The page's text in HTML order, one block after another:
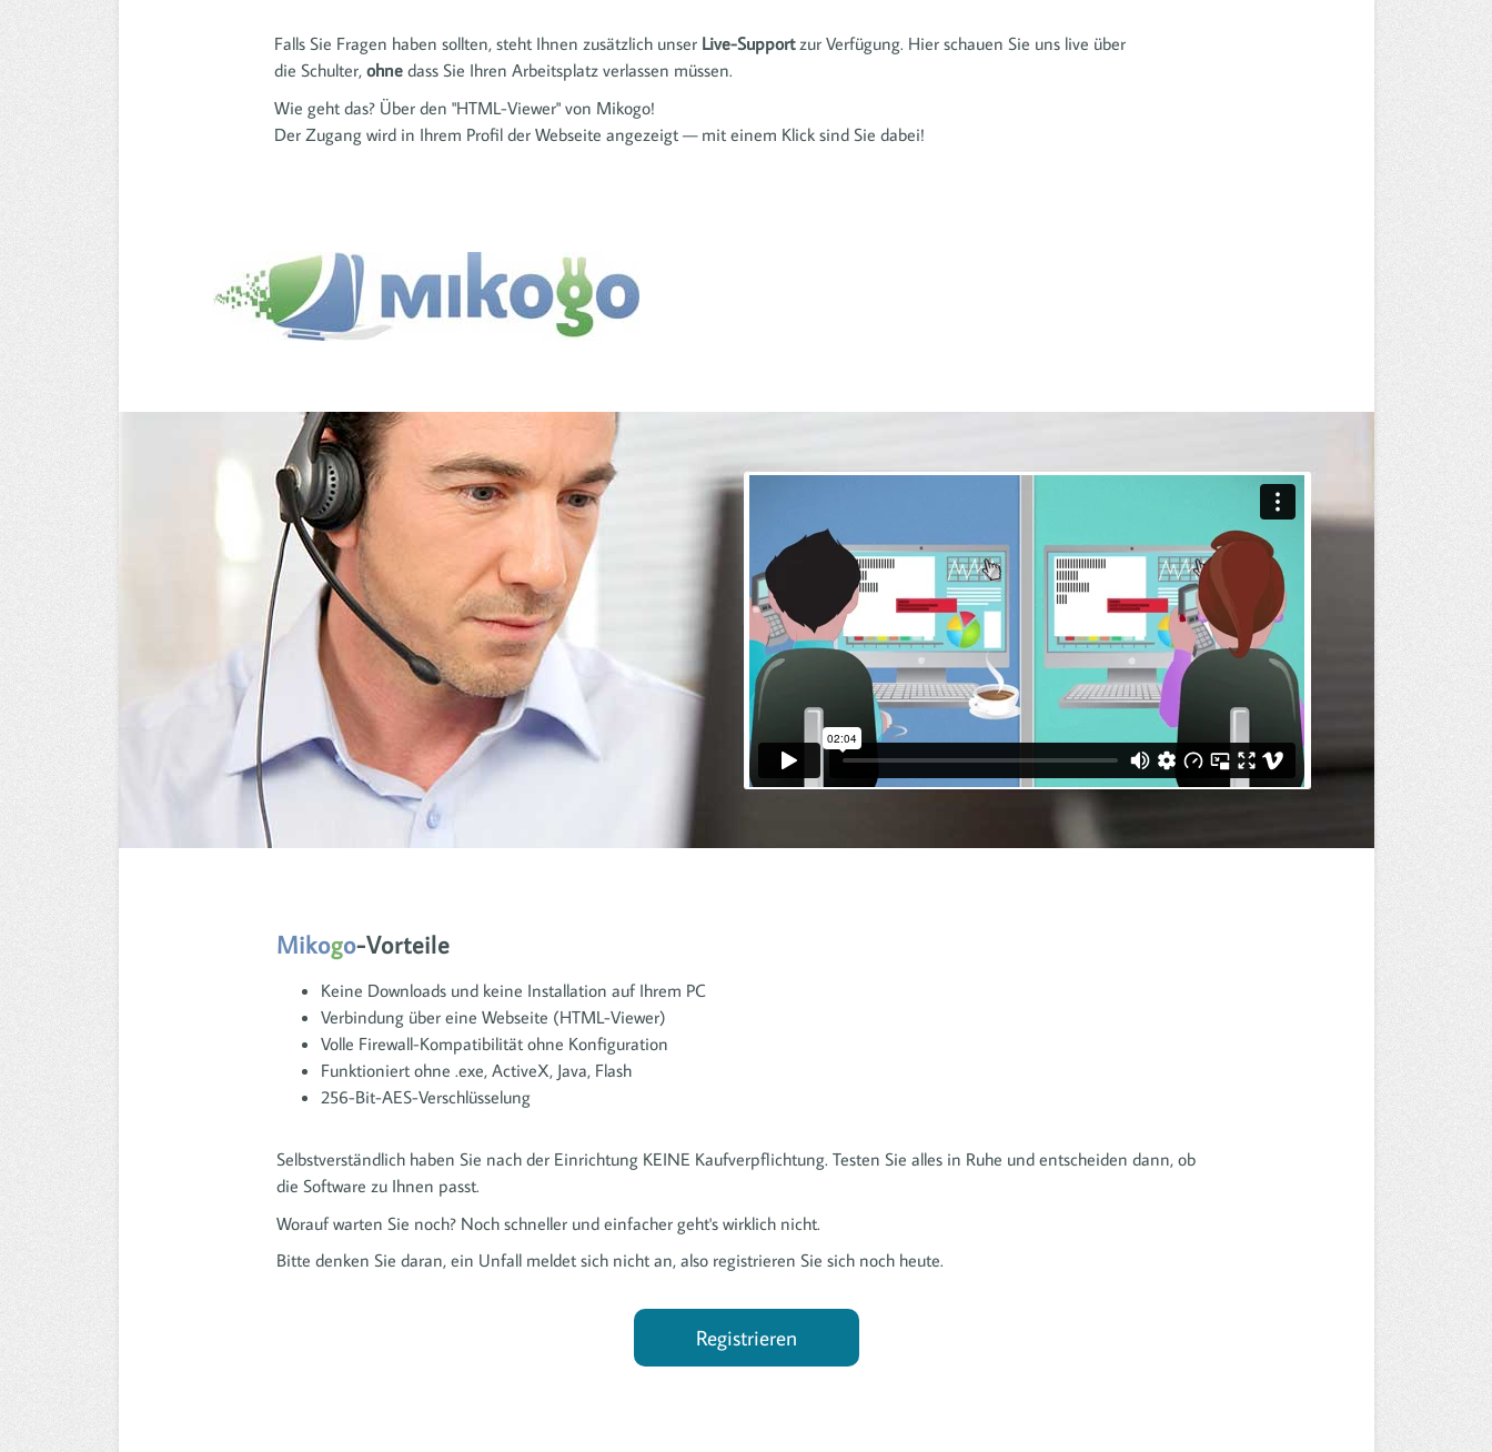
Falls Sie Fragen haben sollten, steht Ihnen zusätzlich unser Live-Supportzur Verfügung. Hier schauen Sie uns live über
die Schulter, ohnedass Sie Ihren Arbeitsplatz verlassen müssen.
Wie geht das? Über den "HTML-Viewer" von Mikogo!
Der Zugang wird in Ihrem Profil der Webseite angezeigt — mit einem Klick sind Sie dabei!
Mikogo-Vorteile
Keine Downloads und keine Installation auf Ihrem PC
Verbindung über eine Webseite (HTML-Viewer)
Volle Firewall-Kompatibilität ohne Konfiguration
Funktioniert ohne .exe, ActiveX, Java, Flash
256-Bit-AES-Verschlüsselung
Selbstverständlich haben Sie nach der Einrichtung KEINE Kaufverpflichtung. Testen Sie alles in Ruhe und entscheiden dann, ob
die Software zu Ihnen passt.
Worauf warten Sie noch? Noch schneller und einfacher geht's wirklich nicht.
Bitte denken Sie daran, ein Unfall meldet sich nicht an, also registrieren Sie sich noch heute.
Registrieren